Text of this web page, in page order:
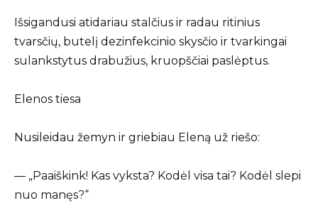
Išsigandusi atidariau stalčius ir radau ritinius
tvarsčių, butelį dezinfekcinio skysčio ir tvarkingai
sulankstytus drabužius, kruopščiai paslėptus.
Elenos tiesa
Nusileidau žemyn ir griebiau Eleną už riešo:
— „Paaiškink! Kas vyksta? Kodėl visa tai? Kodėl slepi
nuo manęs?“